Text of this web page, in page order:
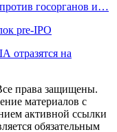
госорганов и…
pre-IPO
отразятся на
права защищены.
материалов с
активной ссылки
обязательным